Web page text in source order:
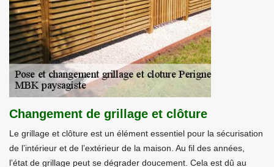
Changement de grillage et clôture
Le grillage et clôture est un élément essentiel pour la sécurisation
de l’intérieur et de l’extérieur de la maison. Au fil des années,
l’état de grillage peut se dégrader doucement. Cela est dû au